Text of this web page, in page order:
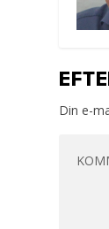
Din e-